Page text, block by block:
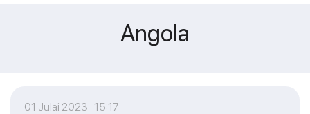
Angola
01 Julai 2023 15:17